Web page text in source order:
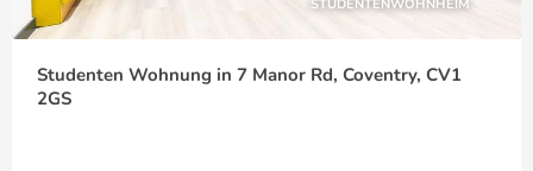
STUDENTENWOHNHEIM
Studenten Wohnung in 7 Manor Rd, Coventry, CV1
2GS